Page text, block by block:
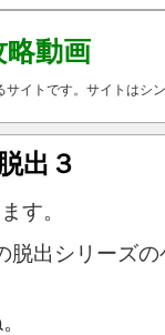
略動画
イトです。サイトは
出３
す。
脱出シリーズ